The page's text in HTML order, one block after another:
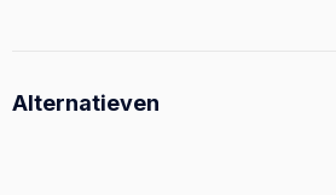
Alternatieven